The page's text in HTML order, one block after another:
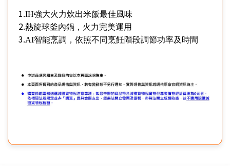
1.IH強大火力炊出米飯最佳風味
2.熱旋球釜內鍋，火力完美運用
3.AI智能烹調，依照不同烹飪階段調節功率及時間